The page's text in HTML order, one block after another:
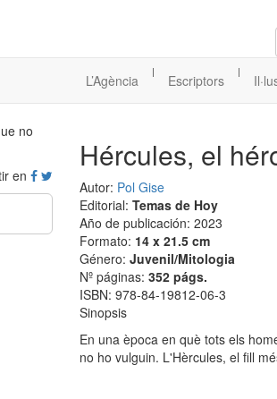
L’Agència
|
Escriptors
|
en
Hércules, el
Autor: Pol Gise
Editorial: Temas de Hoy
Año de publicación: 2023
Formato: 14 x 21.5 cm
Género: Juvenil/Mitologia
Nº páginas: 352 págs.
ISBN: 978-84-19812-06-3
Sinopsis
En una època en què tots els
no ho vulguin. L'Hèrcules, el fill